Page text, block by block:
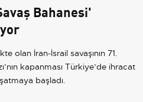
Bahanesi'
olan İran-İsrail savaşının 71.
kapanması Türkiye’de ihracat
başladı.